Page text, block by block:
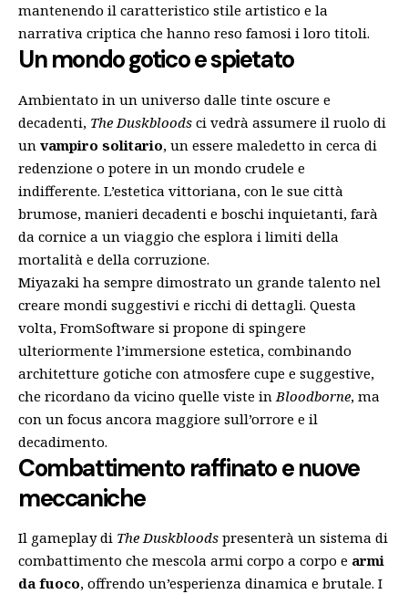
mantenendo il caratteristico stile artistico e la
narrativa criptica che hanno reso famosi i loro titoli.
Un mondo gotico e spietato
Ambientato in un universo dalle tinte oscure e
decadenti, The Duskbloods ci vedrà assumere il ruolo di
un vampiro solitario, un essere maledetto in cerca di
redenzione o potere in un mondo crudele e
indifferente. L’estetica vittoriana, con le sue città
brumose, manieri decadenti e boschi inquietanti, farà
da cornice a un viaggio che esplora i limiti della
mortalità e della corruzione.
Miyazaki ha sempre dimostrato un grande talento nel
creare mondi suggestivi e ricchi di dettagli. Questa
volta, FromSoftware si propone di spingere
ulteriormente l’immersione estetica, combinando
architetture gotiche con atmosfere cupe e suggestive,
che ricordano da vicino quelle viste in Bloodborne, ma
con un focus ancora maggiore sull’orrore e il
decadimento.
Combattimento raffinato e nuove
meccaniche
Il gameplay di The Duskbloods presenterà un sistema di
combattimento che mescola armi corpo a corpo e armi
da fuoco, offrendo un’esperienza dinamica e brutale. I